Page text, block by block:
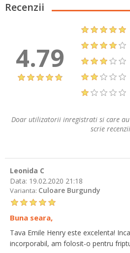
Recenzii
4.79
Doar utilizatorii inregistrati si care
scrie recenzii
Leonida C
Data: 19.02.2020 21:18
Varianta: Culoare Burgundy
Buna seara,
Tava Emile Henry este excelenta!
incorporabil, am folosit-o pentru